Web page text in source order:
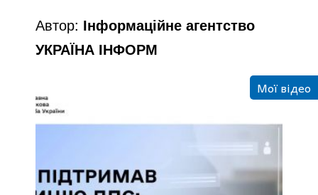
y
i
d
Автор: Інформаційне агентство
УКРАЇНА ІНФОРМ
Мої відео